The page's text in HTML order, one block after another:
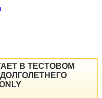
В ТЕСТОВОМ